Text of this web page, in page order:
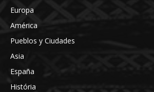
Europa
América
Pueblos y Ciudades
Asia
España
História